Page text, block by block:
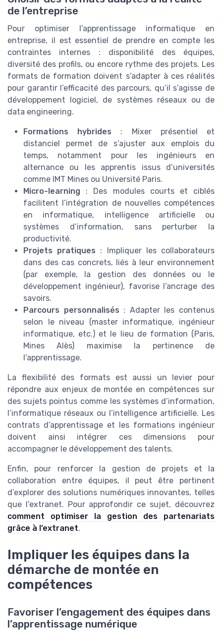
de l’entreprise
Pour optimiser l’apprentissage informatique en
entreprise, il est essentiel de prendre en compte les
contraintes internes : disponibilité des équipes,
diversité des profils, ou encore rythme des projets. Les
formats de formation doivent s’adapter à ces réalités
pour garantir l’efficacité des parcours, qu’il s’agisse de
développement logiciel, de systèmes réseaux ou de
data engineering.
Formations hybrides : Mixer présentiel et
distanciel permet de s’ajuster aux emplois du
temps, notamment pour les ingénieurs en
alternance ou les apprentis issus d’universités
comme IMT Mines ou Université Paris.
Micro-learning : Des modules courts et ciblés
facilitent l’intégration de nouvelles compétences
en informatique, intelligence artificielle ou
systèmes d’information, sans perturber la
productivité.
Projets pratiques : Impliquer les collaborateurs
dans des cas concrets, liés à leur environnement
(par exemple, la gestion des données ou le
développement ingénieur), favorise l’ancrage des
savoirs.
Parcours personnalisés : Adapter les contenus
selon le niveau (master informatique, ingénieur
informatique, etc.) et le lieu de formation (Paris,
Mines Alès) maximise la pertinence de
l’apprentissage.
La flexibilité des formats est aussi un levier pour
répondre aux enjeux de montée en compétences sur
des sujets pointus comme les systèmes d’information,
l’informatique réseaux ou l’intelligence artificielle. Les
contrats d’apprentissage et les formations ingénieur
doivent ainsi intégrer ces dimensions pour
accompagner le développement des talents.
Enfin, pour renforcer la gestion de projets et la
collaboration entre équipes, il peut être pertinent
d’explorer des solutions numériques innovantes, telles
que l’extranet. Pour approfondir ce sujet, découvrez
comment optimiser la gestion des partenariats
grâce à l’extranet.
Impliquer les équipes dans la
démarche de montée en
compétences
Favoriser l’engagement des équipes dans
l’apprentissage numérique